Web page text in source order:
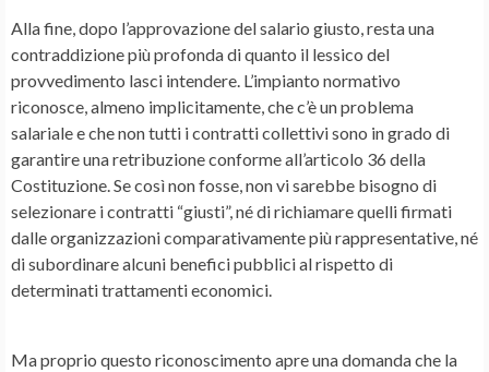
Alla fine, dopo l’approvazione del salario giusto, resta una
contraddizione più profonda di quanto il lessico del
provvedimento lasci intendere. L’impianto normativo
riconosce, almeno implicitamente, che c’è un problema
salariale e che non tutti i contratti collettivi sono in grado di
garantire una retribuzione conforme all’articolo 36 della
Costituzione. Se così non fosse, non vi sarebbe bisogno di
selezionare i contratti “giusti”, né di richiamare quelli firmati
dalle organizzazioni comparativamente più rappresentative, né
di subordinare alcuni benefici pubblici al rispetto di
determinati trattamenti economici.
Ma proprio questo riconoscimento apre una domanda che la